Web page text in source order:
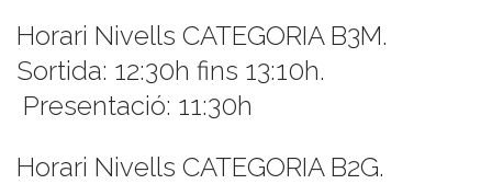
Horari Nivells CATEGORIA B3M.
Sortida: 12:30h fins 13:10h.
Presentació: 11:30h
Horari Nivells CATEGORIA B2G.